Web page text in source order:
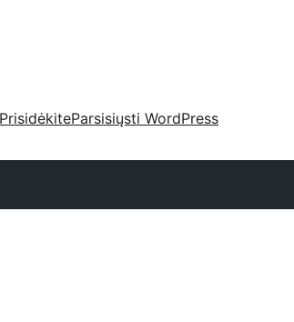
PrisidėkiteParsisiųsti WordPress